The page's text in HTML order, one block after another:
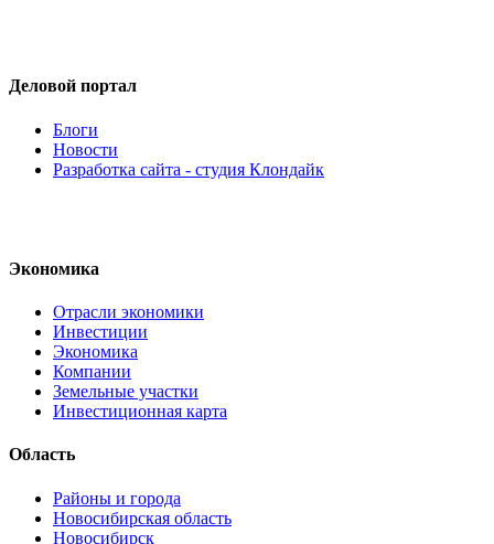
Деловой портал
Блоги
Новости
Разработка сайта - студия Клондайк
Экономика
Отрасли экономики
Инвестиции
Экономика
Компании
Земельные участки
Инвестиционная карта
Область
Районы и города
Новосибирская область
Новосибирск